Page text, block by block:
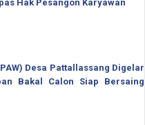
Hak Pesangon Karyawan
Desa Pattallassang Digelar
Bakal Calon Siap Bersaing